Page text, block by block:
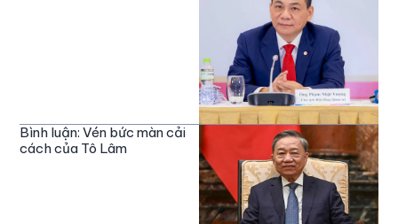
Bình luận: Vén bức màn cải
cách của Tô Lâm